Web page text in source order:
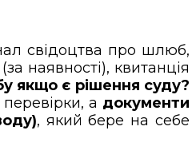
свідоцтва про шлюб,
наявності), квитанція
якщо є рішення суду?
а документи
, який бере на себе